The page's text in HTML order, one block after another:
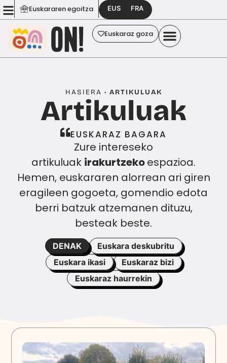
Euskararen egoitza EUS FRA
Euskaraz goza
HASIERA • ARTIKULUAK
Artikuluak
EUSKARAZ BAGARA
Zure intereseko
artikuluak irakurtzekoespazioa.
Hemen, euskararen alorrean ari giren
eragileen gogoeta, gomendio edota
berri batzuk atzemanen dituzu,
besteak beste.
Euskara deskubritu
Euskara ikasi
Euskaraz bizi
Euskaraz haurrekin
DENAK